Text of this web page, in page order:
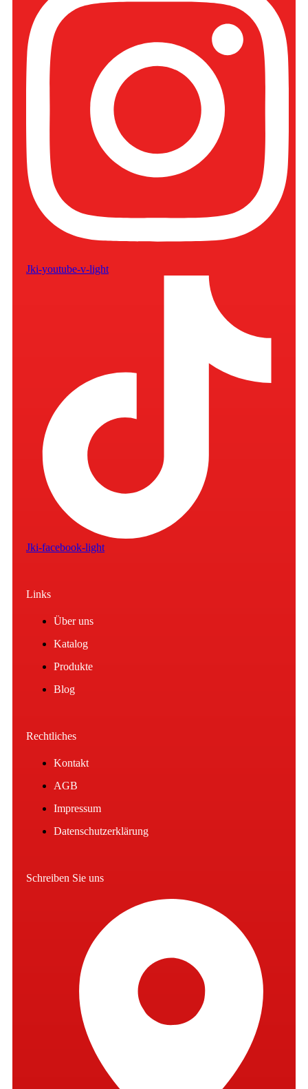
Jki-youtube-v-light
Jki-facebook-light
Links
Über uns
Katalog
Produkte
Blog
Rechtliches
Kontakt
AGB
Impressum
Datenschutzerklärung
Schreiben Sie uns